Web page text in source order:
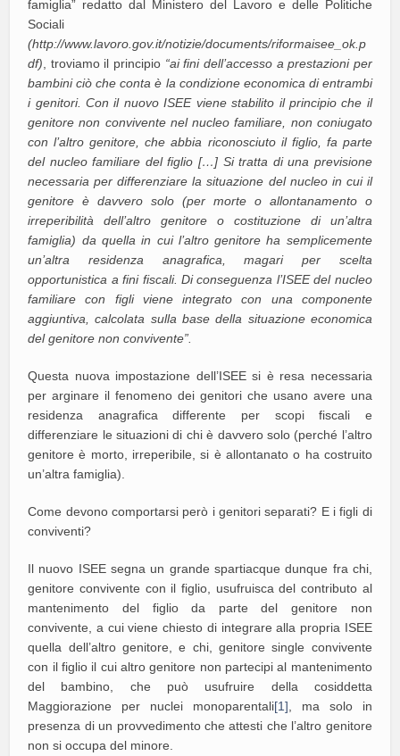
famiglia” redatto dal Ministero del Lavoro e delle Politiche
Sociali
(http://www.lavoro.gov.it/notizie/documents/riformaisee_ok.p
df) , troviamo il principio “ai fini dell’accesso a prestazioni per
bambini ciò che conta è la condizione economica di entrambi
i genitori. Con il nuovo ISEE viene stabilito il principio che il
genitore non convivente nel nucleo familiare, non coniugato
con l’altro genitore, che abbia riconosciuto il figlio, fa parte
del nucleo familiare del figlio […] Si tratta di una previsione
necessaria per differenziare la situazione del nucleo in cui il
genitore è davvero solo (per morte o allontanamento o
irreperibilità dell’altro genitore o costituzione di un’altra
famiglia) da quella in cui l’altro genitore ha semplicemente
un’altra residenza anagrafica, magari per scelta
opportunistica a fini fiscali. Di conseguenza l’ISEE del nucleo
familiare con figli viene integrato con una componente
aggiuntiva, calcolata sulla base della situazione economica
del genitore non convivente”.
Questa nuova impostazione dell’ISEE si è resa necessaria
per arginare il fenomeno dei genitori che usano avere una
residenza anagrafica differente per scopi fiscali e
differenziare le situazioni di chi è davvero solo (perché l’altro
genitore è morto, irreperibile, si è allontanato o ha costruito
un’altra famiglia).
Come devono comportarsi però i genitori separati? E i figli di
conviventi?
Il nuovo ISEE segna un grande spartiacque dunque fra chi,
genitore convivente con il figlio, usufruisca del contributo al
mantenimento del figlio da parte del genitore non
convivente, a cui viene chiesto di integrare alla propria ISEE
quella dell’altro genitore, e chi, genitore single convivente
con il figlio il cui altro genitore non partecipi al mantenimento
del bambino, che può usufruire della cosiddetta
Maggiorazione per nuclei monoparentali[1] , ma solo in
presenza di un provvedimento che attesti che l’altro genitore
non si occupa del minore.